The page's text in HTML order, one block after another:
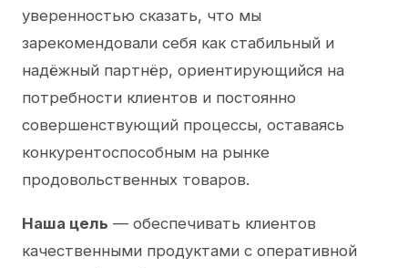
уверенностью сказать, что мы
зарекомендовали себя как стабильный и
надёжный партнёр, ориентирующийся на
потребности клиентов и постоянно
совершенствующий процессы, оставаясь
конкурентоспособным на рынке
продовольственных товаров.
Наша цель — обеспечивать клиентов
качественными продуктами с оперативной